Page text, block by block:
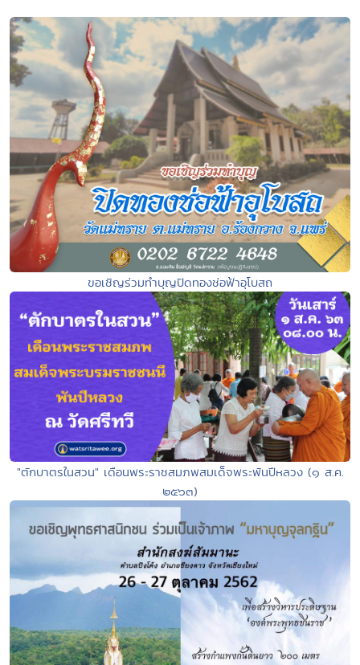
ขอเชิญร่วมทำบุญปิดทองช่อฟ้าอุโบสถ
"ตักบาตรในสวน" เดือนพระราชสมภพสมเด็จพระพันปีหลวง (๑ ส.ค.
๒๕๖๓)